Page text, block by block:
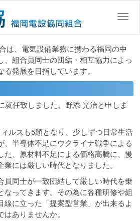
は、電気設備業務に携わる福岡の中
、組合員同士の団結・相互協力によっ
発展を目指しています。
就任致しました、野添 光治と申しま
ルスも5類となり、少しずつ日常生活
、半導体不足にウクライナ戦争による
た、原材料不足による価格高騰に、慢
には厳しい時代となりました。
員同士が一致団結して厳しい時代を乗
なってきます。その為に各種研修や組
線に立った「提案型営業」が出来るよ
ありませんか。